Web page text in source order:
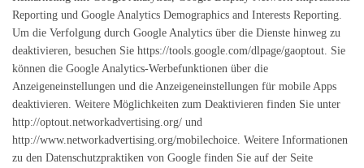
Reporting und Google Analytics Demographics and Interests Reporting.
Um die Verfolgung durch Google Analytics über die Dienste hinweg zu
deaktivieren, besuchen Sie https://tools.google.com/dlpage/gaoptout. Sie
können die Google Analytics-Werbefunktionen über die
Anzeigeneinstellungen und die Anzeigeneinstellungen für mobile Apps
deaktivieren. Weitere Möglichkeiten zum Deaktivieren finden Sie unter
http://optout.networkadvertising.org/ und
http://www.networkadvertising.org/mobilechoice. Weitere Informationen
zu den Datenschutzpraktiken von Google finden Sie auf der Seite